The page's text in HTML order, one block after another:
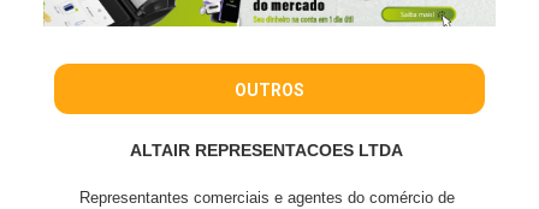
OUTROS
ALTAIR REPRESENTACOES LTDA
Representantes comerciais e agentes do comércio de